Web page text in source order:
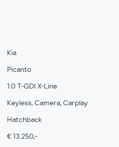
Kia
Picanto
1.0 T-GDI X-Line
Keyless, Camera, Carplay
Hatchback
€ 13.250,-